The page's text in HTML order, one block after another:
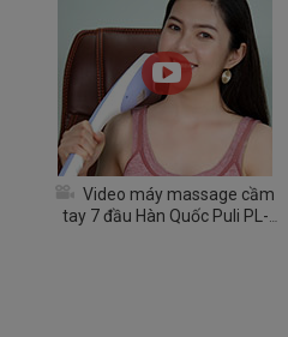
Video máy massage cầm
tay 7 đầu Hàn Quốc Puli PL-